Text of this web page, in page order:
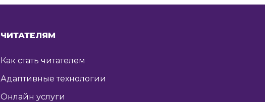
ЧИТАТЕЛЯМ
Как стать читателем
Адаптивные технологии
Онлайн услуги